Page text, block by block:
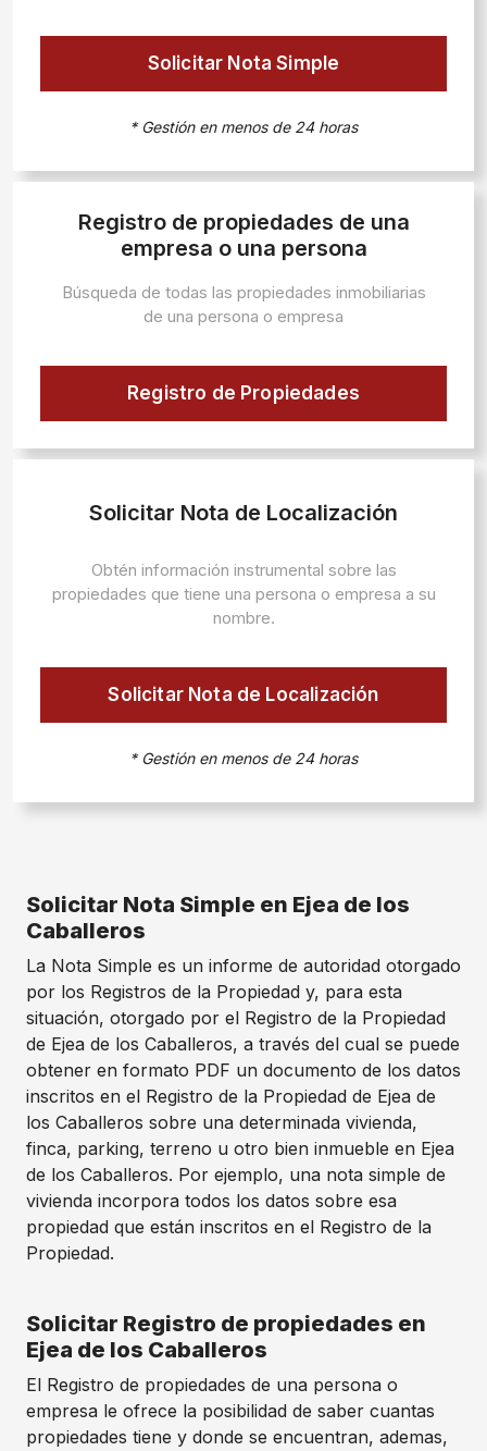
Solicitar Nota Simple
* Gestión en menos de 24 horas
Registro de propiedades de una
empresa o una persona
Búsqueda de todas las propiedades inmobiliarias
de una persona o empresa
Registro de Propiedades
Solicitar Nota de Localización
Obtén información instrumental sobre las
propiedades que tiene una persona o empresa a su
nombre.
Solicitar Nota de Localización
* Gestión en menos de 24 horas
Solicitar Nota Simple en Ejea de los
Caballeros
La Nota Simple es un informe de autoridad otorgado
por los Registros de la Propiedad y, para esta
situación, otorgado por el Registro de la Propiedad
de Ejea de los Caballeros, a través del cual se puede
obtener en formato PDF un documento de los datos
inscritos en el Registro de la Propiedad de Ejea de
los Caballeros sobre una determinada vivienda,
finca, parking, terreno u otro bien inmueble en Ejea
de los Caballeros. Por ejemplo, una nota simple de
vivienda incorpora todos los datos sobre esa
propiedad que están inscritos en el Registro de la
Propiedad.
Solicitar Registro de propiedades en
Ejea de los Caballeros
El Registro de propiedades de una persona o
empresa le ofrece la posibilidad de saber cuantas
propiedades tiene y donde se encuentran, ademas,